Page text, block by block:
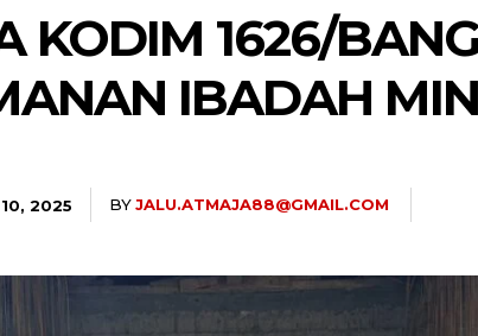
KODIM 1626/
IBADAH
2025 BYJALU.ATMAJA88@GMAIL.COM